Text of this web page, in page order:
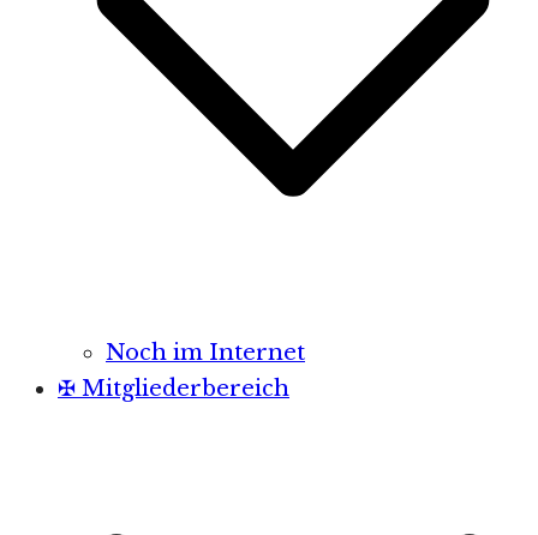
Noch im Internet
✠ Mitgliederbereich